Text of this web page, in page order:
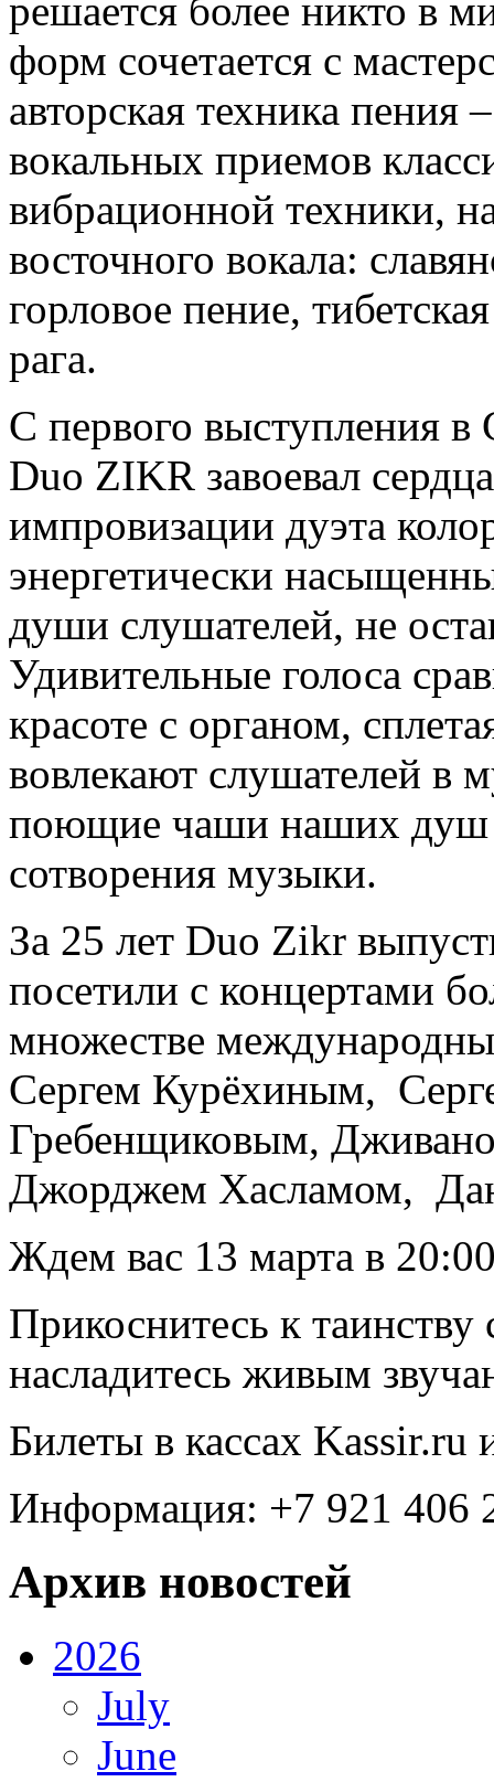
решается более никто в
форм сочетается с
авторская техника пения
вокальных приемов
вибрационной техники,
восточного вокала:
горловое пение,
рага.
С первого выступления
Duo ZIKR завоевал
импровизации дуэта
энергетически
души слушателей, не
Удивительные голоса
красоте с органом,
вовлекают слушателей в
поющие чаши наших душ
сотворения музыки.
За 25 лет Duo Zikr
посетили с концертами
множестве
Сергем Курёхиным,
Гребенщиковым,
Джорджем Хасламом,
Ждем вас 13 марта в
Прикоснитесь к
насладитесь живым
Билеты в кассах Kassir.ru
Информация: +7 921 406
Архив новостей
2026
July
June